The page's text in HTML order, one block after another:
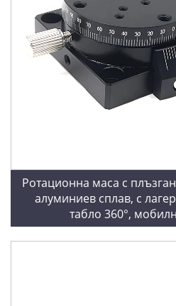
Ротационна маса с
алуминиев сплав, с
табло 360°,